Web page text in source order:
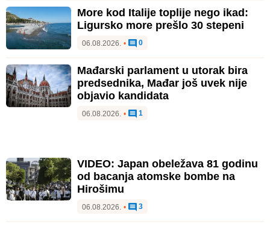
More kod Italije toplije nego ikad:
Ligursko more prešlo 30 stepeni
06.08.2026. • 0
Mađarski parlament u utorak bira
predsednika, Mađar još uvek nije
objavio kandidata
06.08.2026. • 1
VIDEO: Japan obeležava 81 godinu
od bacanja atomske bombe na
Hirošimu
06.08.2026. • 3